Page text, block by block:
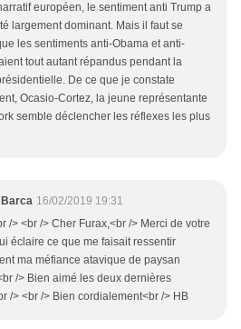
européen, le sentiment anti Trump a
largement dominant. Mais il faut se
les sentiments anti-Obama et anti-
tout autant répandus pendant la
De ce que je constate
Ocasio-Cortez, la jeune représentante
semble déclencher les réflexes les plus
16/02/2019 19:31
/> <br /> Cher Furax,<br /> Merci de votre
éclaire ce que me faisait ressentir
ma méfiance atavique de paysan
/> Bien aimé les deux dernières
/> <br /> Bien cordialement<br /> HB